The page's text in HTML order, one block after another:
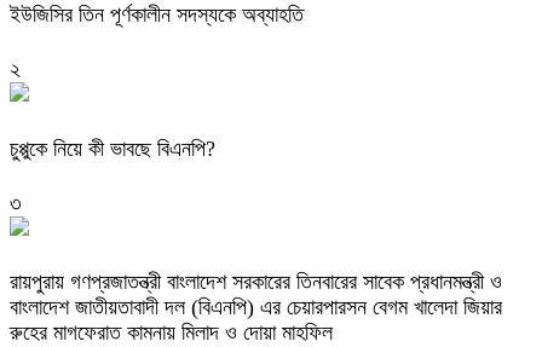
ইউজিসির তিন পূর্ণকালীন সদস্যকে অব্যাহতি
২
চুপ্পুকে নিয়ে কী ভাবছে বিএনপি?
৩
রায়পুরায় গণপ্রজাতন্ত্রী বাংলাদেশ সরকারের তিনবারের সাবেক প্রধানমন্ত্রী ও
বাংলাদেশ জাতীয়তাবাদী দল (বিএনপি) এর চেয়ারপারসন বেগম খালেদা জিয়ার
রুহের মাগফেরাত কামনায় মিলাদ ও দোয়া মাহফিল